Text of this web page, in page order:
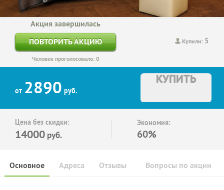
Купили: 5
Акция завершилась
ПОВТОРИТЬ АКЦИЮ
Человек проголосовало: 0
от 2890 руб.
КУПИТЬ
Цена без скидки:
14000 руб.
Экономия:
60%
Основное Отзывы Вопросы по акции
Адреса